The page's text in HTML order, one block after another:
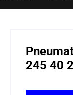
245 40